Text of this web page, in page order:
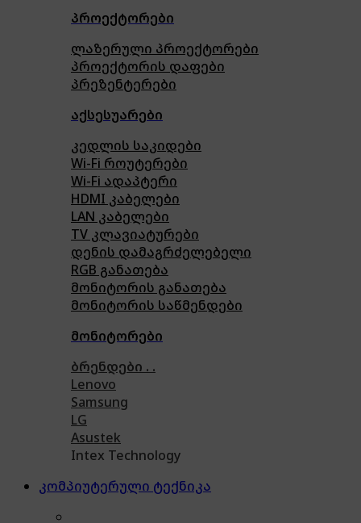
პროექტორები
ლაზერული პროექტორები
პროექტორის დაფები
პრეზენტერები
აქსესუარები
კედლის საკიდები
Wi-Fi როუტერები
Wi-Fi ადაპტერი
HDMI კაბელები
LAN კაბელები
TV კლავიატურები
დენის დამაგრძელებელი
RGB განათება
მონიტორის განათება
მონიტორის საწმენდები
მონიტორები
ბრენდები . .
Lenovo
Samsung
LG
Asustek
Intex Technology
კომპიუტერული ტექნიკა